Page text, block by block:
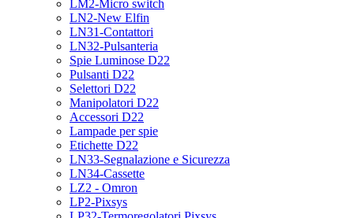
LM2-Micro switch
LN2-New Elfin
LN31-Contattori
LN32-Pulsanteria
Spie Luminose D22
Pulsanti D22
Selettori D22
Manipolatori D22
Accessori D22
Lampade per spie
Etichette D22
LN33-Segnalazione e Sicurezza
LN34-Cassette
LZ2 - Omron
LP2-Pixsys